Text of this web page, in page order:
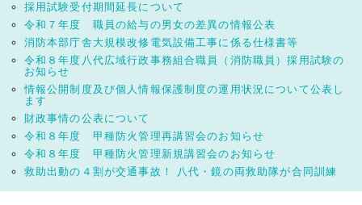
採用試験受付期間延長について
令和７年度 職員の給与の男女の差異の情報公表
消防本部庁舎大規模改修電気設備工事に係る仕様書等
令和８年度八代広域行政事務組合職員（消防職員）採用試験の
お知らせ
情報公開制度及び個人情報保護制度の運用状況について公表し
ます
財政事情の公表について
令和８年度 甲種防火管理再講習会のお知らせ
令和８年度 甲種防火管理新規講習会のお知らせ
救助出動の４割が交通事故！ 八代・鏡の両救助隊が合同訓練